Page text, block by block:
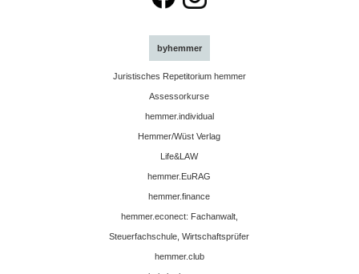
byhemmer
Juristisches Repetitorium hemmer
Assessorkurse
hemmer.individual
Hemmer/Wüst Verlag
Life&LAW
hemmer.EuRAG
hemmer.finance
hemmer.econect: Fachanwalt,
Steuerfachschule, Wirtschaftsprüfer
hemmer.club